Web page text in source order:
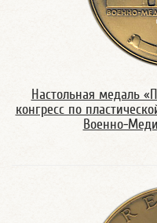
Настольная медаль
конгресс по
Военно-